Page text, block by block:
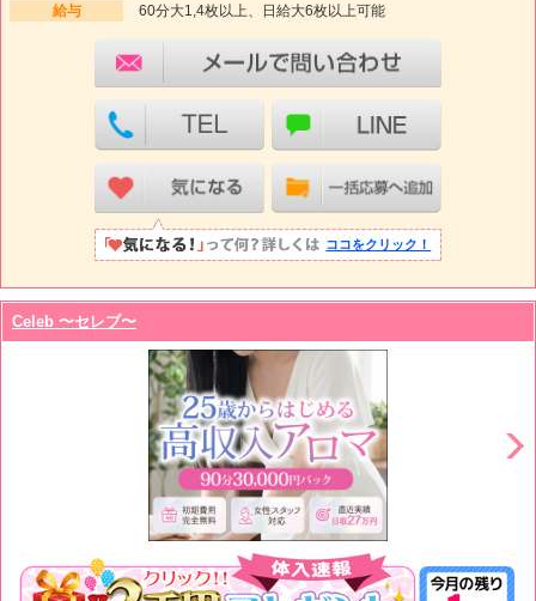
給与
60分大1,4枚以上、日給大6枚以上可能
ココをクリック！
Celeb 〜セレブ〜